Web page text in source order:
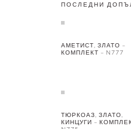
ПОСЛЕДНИ
АМЕТИСТ, ЗЛАТО –
КОМПЛЕКТ – N777
ТЮРКОАЗ, ЗЛАТО,
КИНЦУГИ –